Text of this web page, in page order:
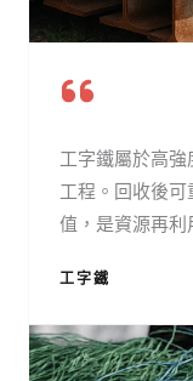
工字鐵屬於高
工程。回收後
值，是資源再利
工字鐵